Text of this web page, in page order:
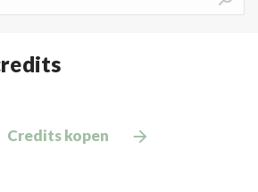
Credits kopen